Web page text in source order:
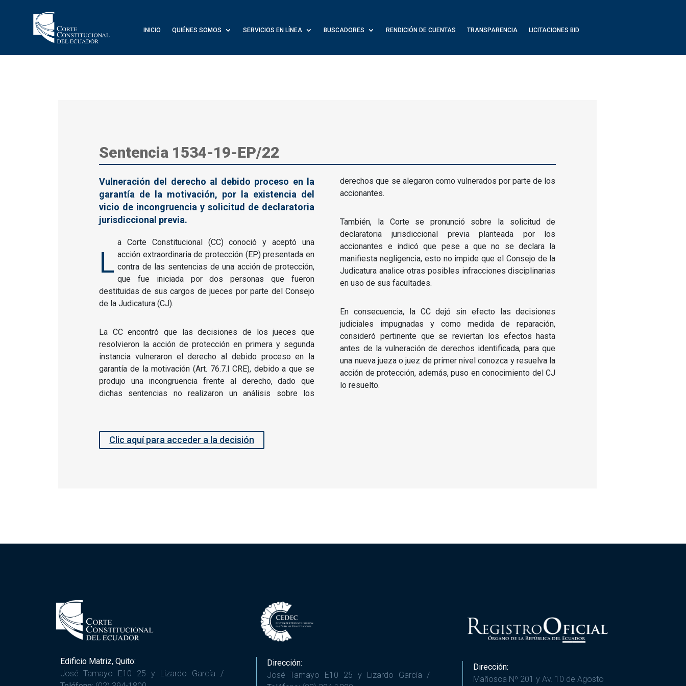
INICIO QUIÉNES SOMOS SERVICIOS EN LÍNEA BUSCADORES RENDICIÓN DE CUENTAS TRANSPARENCIA LICITACIONES BID
Sentencia 1534-19-EP/22
Vulneración del derecho al debido proceso en la
garantía de la motivación, por la existencia del
vicio de incongruencia y solicitud de declaratoria
jurisdiccional previa.
L
a Corte Constitucional (CC) conoció y aceptó una
acción extraordinaria de protección (EP) presentada en
contra de las sentencias de una acción de protección,
que fue iniciada por dos personas que fueron
destituidas de sus cargos de jueces por parte del Consejo
de la Judicatura (CJ).
La CC encontró que las decisiones de los jueces que
resolvieron la acción de protección en primera y segunda
instancia vulneraron el derecho al debido proceso en la
garantía de la motivación (Art. 76.7.l CRE), debido a que se
produjo una incongruencia frente al derecho, dado que
dichas sentencias no realizaron un análisis sobre los
derechos que se alegaron como vulnerados por parte de los
accionantes.
También, la Corte se pronunció sobre la solicitud de
declaratoria jurisdiccional previa planteada por los
accionantes e indicó que pese a que no se declara la
manifiesta negligencia, esto no impide que el Consejo de la
Judicatura analice otras posibles infracciones disciplinarias
en uso de sus facultades.
En consecuencia, la CC dejó sin efecto las decisiones
judiciales impugnadas y como medida de reparación,
consideró pertinente que se reviertan los efectos hasta
antes de la vulneración de derechos identificada, para que
una nueva jueza o juez de primer nivel conozca y resuelva la
acción de protección, además, puso en conocimiento del CJ
lo resuelto.
Clic aquí para acceder a la decisión
Edificio Matriz, Quito:
José Tamayo E10 25 y Lizardo García /
Dirección:
José Tamayo E10 25 y Lizardo García /
Dirección:
Mañosca Nº 201 y Av. 10 de Agosto